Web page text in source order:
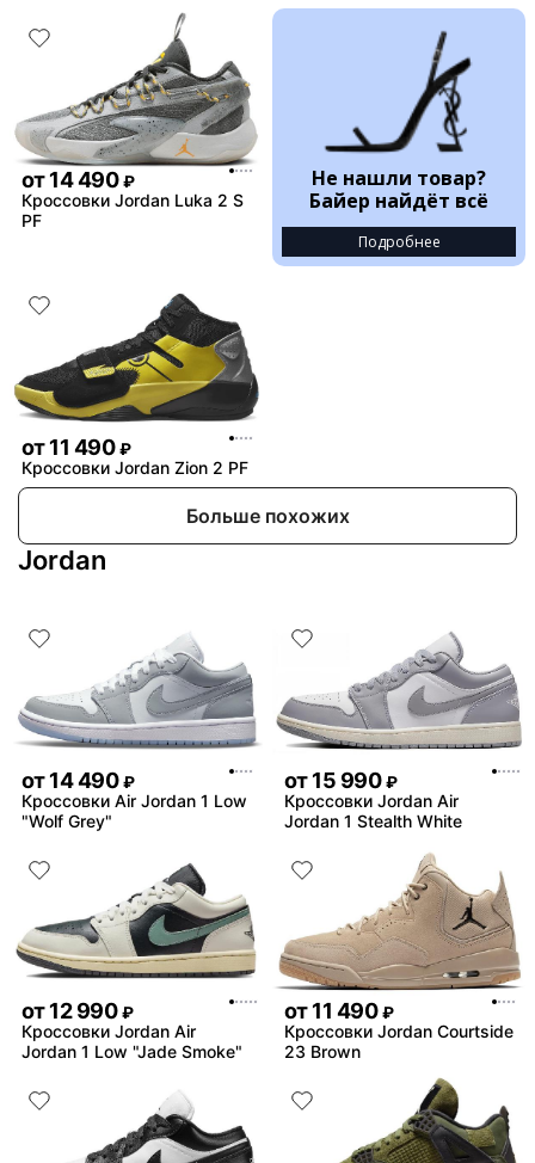
от14 490 ₽
Кроссовки Jordan Luka 2 S
PF
Не нашли товар?
Байер найдёт всё
Подробнее
от11 490 ₽
Кроссовки Jordan Zion 2 PF
Больше похожих
Jordan
от14 490 ₽
Кроссовки Air Jordan 1 Low
"Wolf Grey"
от15 990 ₽
Кроссовки Jordan Air
Jordan 1 Stealth White
от12 990 ₽
Кроссовки Jordan Air
Jordan 1 Low "Jade Smoke"
от11 490 ₽
Кроссовки Jordan Courtside
23 Brown